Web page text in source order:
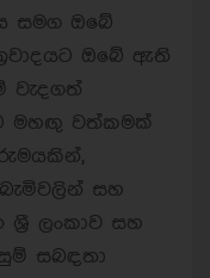
සමග ඔබේ
ඔබේ ඇති
වැදගත්
මහඟු වත්කමක්
සහ
ලංකාව සහ
සබඳතා